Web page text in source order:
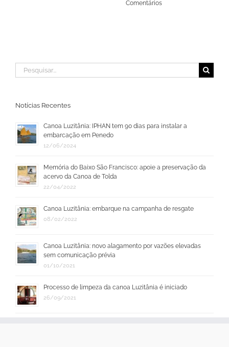
Comentários
Buscar
resultados
Notícias Recentes
Canoa Luzitânia: IPHAN tem 90 dias para instalar a
embarcação em Penedo
12/06/2024
Memória do Baixo São Francisco: apoie a preservação da
acervo da Canoa de Tolda
22/04/2022
Canoa Luzitânia: embarque na campanha de resgate
08/02/2022
Canoa Luzitânia: novo alagamento por vazões elevadas
sem comunicação prévia
01/10/2021
Processo de limpeza da canoa Luzitânia é iniciado
26/09/2021